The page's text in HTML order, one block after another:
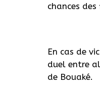
chances des
En cas de
duel entre
de Bouaké.